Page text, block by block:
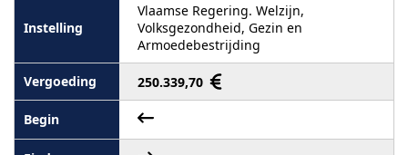
Vlaamse Regering. Welzijn,
Volksgezondheid, Gezin en
Armoedebestrijding
250.339,70